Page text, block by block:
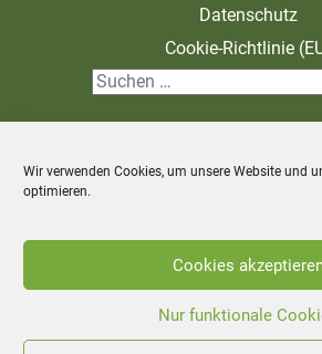
Wir verwenden Cookies, um unsere Website und
optimieren.
Cookies
Nur funktionale
Datenschutz
Cookie-Richtlinie
S
h
n
c
Widerrufsbelehrung